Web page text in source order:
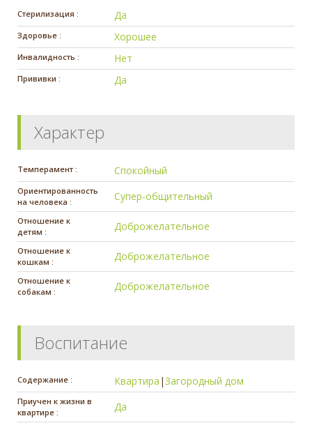
Стерилизация : Да
Здоровье : Хорошее
Инвалидность : Нет
Прививки : Да
Характер
Темперамент : Спокойный
Ориентированность
на человека :
Супер-общительный
Отношение к
детям :
Доброжелательное
Отношение к
кошкам :
Доброжелательное
Отношение к
собакам :
Доброжелательное
Воспитание
Содержание : Квартира |Загородный дом
Приучен к жизни в
квартире :
Да